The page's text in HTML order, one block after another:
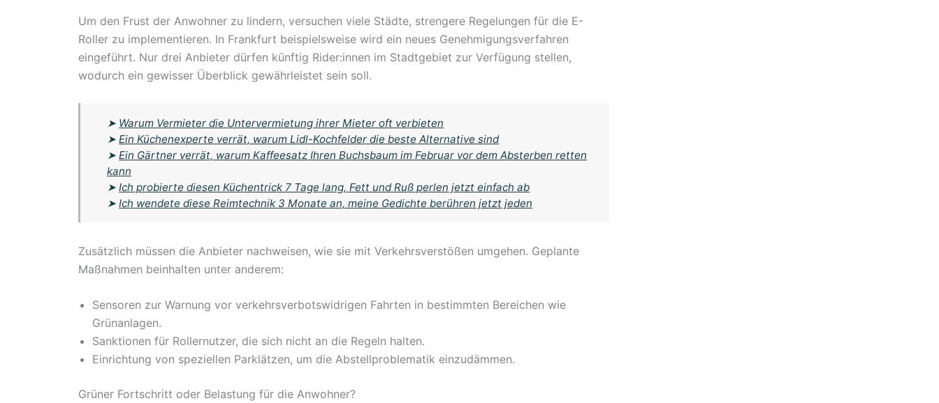
Um den Frust der Anwohner zu lindern, versuchen viele Städte, strengere Regelungen für die E-
Roller zu implementieren. In Frankfurt beispielsweise wird ein neues Genehmigungsverfahren
eingeführt. Nur drei Anbieter dürfen künftig Rider:innen im Stadtgebiet zur Verfügung stellen,
wodurch ein gewisser Überblick gewährleistet sein soll.
➤ Warum Vermieter die Untervermietung ihrer Mieter oft verbieten
➤Ein Küchenexperte verrät, warum Lidl-Kochfelder die beste Alternative sind
➤Ein Gärtner verrät, warum Kaffeesatz Ihren Buchsbaum im Februar vor dem Absterben retten
kann
➤Ich probierte diesen Küchentrick 7 Tage lang, Fett und Ruß perlen jetzt einfach ab
➤Ich wendete diese Reimtechnik 3 Monate an, meine Gedichte berühren jetzt jeden
Zusätzlich müssen die Anbieter nachweisen, wie sie mit Verkehrsverstößen umgehen. Geplante
Maßnahmen beinhalten unter anderem:
Sensoren zur Warnung vor verkehrsverbotswidrigen Fahrten in bestimmten Bereichen wie
Grünanlagen.
Sanktionen für Rollernutzer, die sich nicht an die Regeln halten.
Einrichtung von speziellen Parklätzen, um die Abstellproblematik einzudämmen.
Grüner Fortschritt oder Belastung für die Anwohner?